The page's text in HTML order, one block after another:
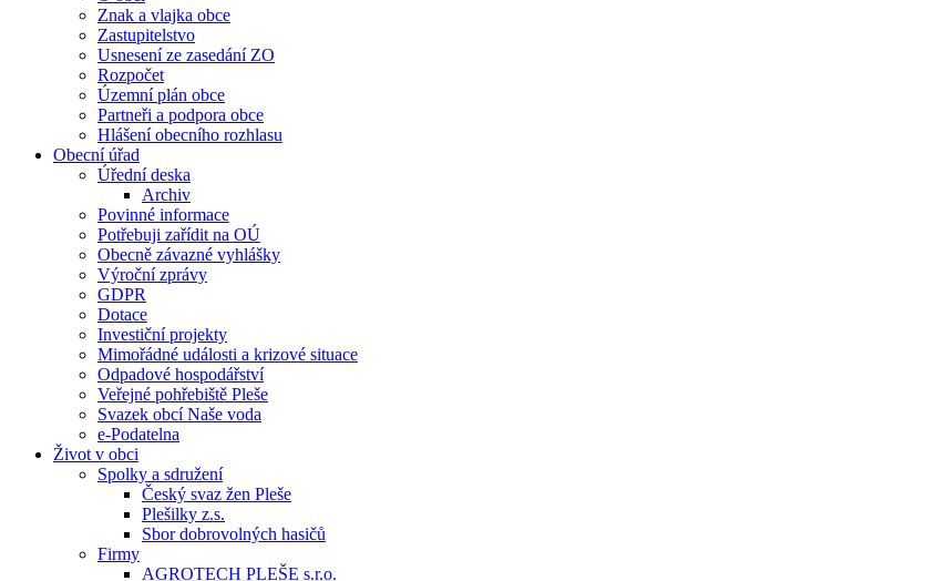
Znak a vlajka obce
Zastupitelstvo
Usnesení ze zasedání ZO
Rozpočet
Územní plán obce
Partneři a podpora obce
Hlášení obecního rozhlasu
Obecní úřad
Úřední deska
Archiv
Povinné informace
Potřebuji zařídit na OÚ
Obecně závazné vyhlášky
Výroční zprávy
GDPR
Dotace
Investiční projekty
Mimořádné události a krizové situace
Odpadové hospodářství
Veřejné pohřebiště Pleše
Svazek obcí Naše voda
e-Podatelna
Život v obci
Spolky a sdružení
Český svaz žen Pleše
Plešilky z.s.
Sbor dobrovolných hasičů
Firmy
AGROTECH PLEŠE s.r.o.